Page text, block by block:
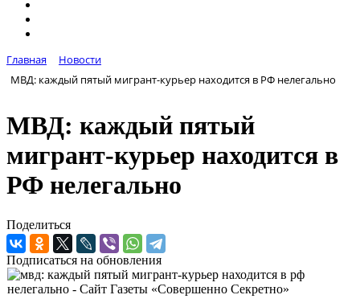
Главная
Новости
МВД: каждый пятый мигрант-курьер находится в РФ нелегально
МВД: каждый пятый
мигрант-курьер находится в
РФ нелегально
Поделиться
Подписаться на обновления